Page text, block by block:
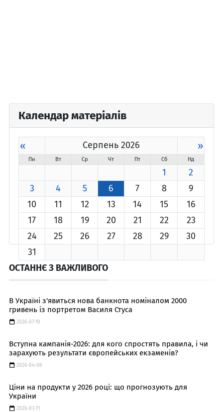
Календар матеріалів
« Серпень 2026 »
Пн Вт Ср Чт Пт Сб Нд
1
2
3
4 5 6 7 8
9
10
11 12 13 14 15
16
17
18 19 20 21 22
23
24
25 26 27 28 29
30
31
ОСТАННЄ З ВАЖЛИВОГО
В Україні з'явиться нова банкнота номіналом 2000
гривень із портретом Василя Стуса
2026-07-10
Вступна кампанія-2026: для кого спростять правила, і чи
зарахують результати європейських екзаменів?
2026-04-06
Ціни на продукти у 2026 році: що прогнозують для
України
2026-03-11